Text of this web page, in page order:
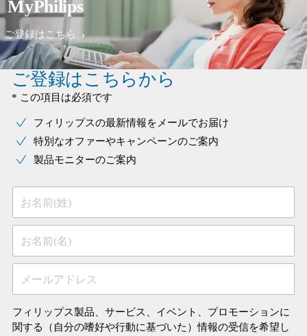
MyPhilips
ご登録はこちら
ご登録はこちらから
* この項目は必須です
フィリップスの最新情報をメールでお届け
特別なオファーやキャンペーンのご案内
製品モニターのご案内
お名前(姓)
お名前(名)
メールアドレス
フィリップス製品、サービス、イベント、プロモーションに
関する（自分の嗜好や行動に基づいた）情報の受信を希望し